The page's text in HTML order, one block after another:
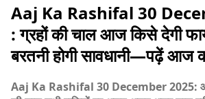
Aaj Ka Rashifal 30
: ग्रहों की चाल आज किसे देगी
बरतनी होगी सावधानी—पढ़ें आज
Aaj Ka Rashifal 30 December 2025: